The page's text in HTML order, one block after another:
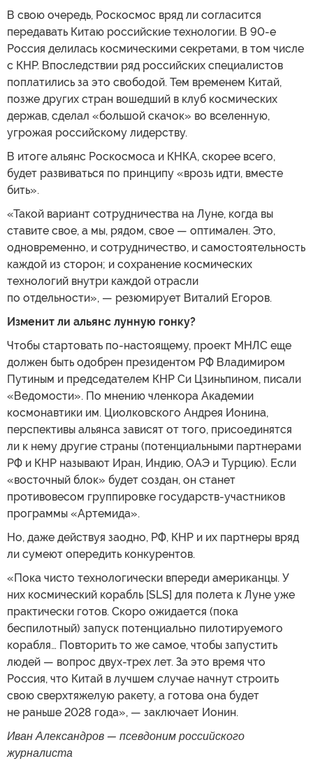
В свою очередь, Роскосмос вряд ли согласится
передавать Китаю российские технологии. В 90-е
Россия делилась космическими секретами, в том числе
с КНР. Впоследствии ряд российских специалистов
поплатились за это свободой. Тем временем Китай,
позже других стран вошедший в клуб космических
держав, сделал «большой скачок» во вселенную,
угрожая российскому лидерству.
В итоге альянс Роскосмоса и КНКА, скорее всего,
будет развиваться по принципу «врозь идти, вместе
бить».
«Такой вариант сотрудничества на Луне, когда вы
ставите свое, а мы, рядом, свое — оптимален. Это,
одновременно, и сотрудничество, и самостоятельность
каждой из сторон; и сохранение космических
технологий внутри каждой отрасли
по отдельности», — резюмирует Виталий Егоров.
Изменит ли альянс лунную гонку?
Чтобы стартовать по-настоящему, проект МНЛС еще
должен быть одобрен президентом РФ Владимиром
Путиным и председателем КНР Си Цзиньпином, писали
«Ведомости». По мнению членкора Академии
космонавтики им. Циолковского Андрея Ионина,
перспективы альянса зависят от того, присоединятся
ли к нему другие страны (потенциальными партнерами
РФ и КНР называют Иран, Индию, ОАЭ и Турцию). Если
«восточный блок» будет создан, он станет
противовесом группировке государств-участников
программы «Артемида».
Но, даже действуя заодно, РФ, КНР и их партнеры вряд
ли сумеют опередить конкурентов.
«Пока чисто технологически впереди американцы. У
них космический корабль [SLS] для полета к Луне уже
практически готов. Скоро ожидается (пока
беспилотный) запуск потенциально пилотируемого
корабля… Повторить то же самое, чтобы запустить
людей — вопрос двух-трех лет. За это время что
Россия, что Китай в лучшем случае начнут строить
свою сверхтяжелую ракету, а готова она будет
не раньше 2028 года», — заключает Ионин.
Иван Александров — псевдоним российского
журналиста